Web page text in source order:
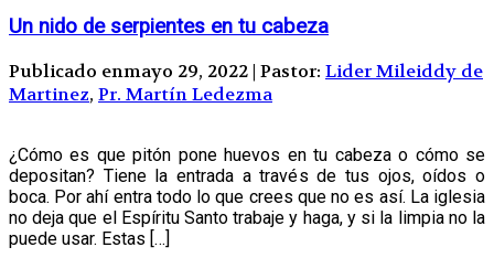
Un nido de serpientes en tu cabeza
Publicado enmayo 29, 2022 | Pastor: Lider Mileiddy de
Martinez, Pr. Martín Ledezma
¿Cómo es que pitón pone huevos en tu cabeza o cómo se
depositan? Tiene la entrada a través de tus ojos, oídos o
boca. Por ahí entra todo lo que crees que no es así. La iglesia
no deja que el Espíritu Santo trabaje y haga, y si la limpia no la
puede usar. Estas […]